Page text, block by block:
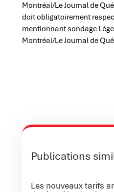
Montréal/Le Journal de
doit obligatoirement
mentionnant sondage
Montréal/Le Journal de
Publications
Les nouveaux tarifs